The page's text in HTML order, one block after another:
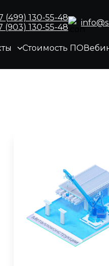
(499) 130-55-48
(903) 130-55-48
Стоимость ПО